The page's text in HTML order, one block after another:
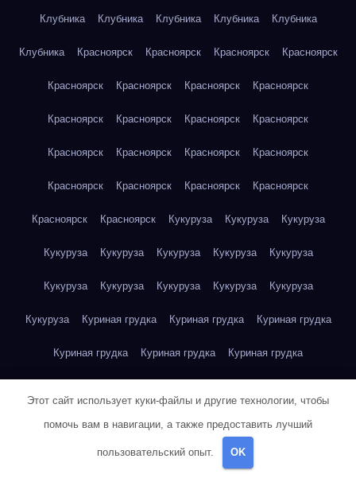
Клубника Клубника Клубника Клубника Клубника
Клубника Красноярск Красноярск Красноярск Красноярск
Красноярск Красноярск Красноярск Красноярск
Красноярск Красноярск Красноярск Красноярск
Красноярск Красноярск Красноярск Красноярск
Красноярск Красноярск Красноярск Красноярск
Красноярск Красноярск Кукуруза Кукуруза Кукуруза
Кукуруза Кукуруза Кукуруза Кукуруза Кукуруза
Кукуруза Кукуруза Кукуруза Кукуруза Кукуруза
Кукуруза Куриная грудка Куриная грудка Куриная грудка
Куриная грудка Куриная грудка Куриная грудка
Куриная грудка Куриная грудка Куриная грудка
Куриная грудка Куриная грудка Куриная грудка
Этот сайт использует куки-файлы и другие технологии, чтобы
помочь вам в навигации, а также предоставить лучший
пользовательский опыт. OK